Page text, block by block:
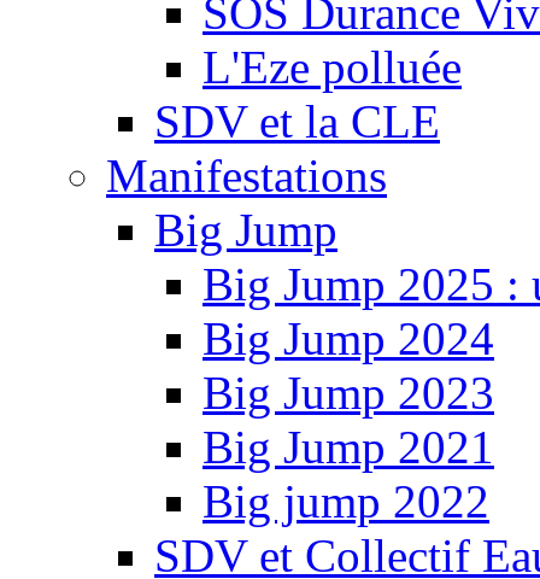
SOS Durance
L'Eze polluée
SDV et la CLE
Manifestations
Big Jump
Big Jump 2025 :
Big Jump 2024
Big Jump 2023
Big Jump 2021
Big jump 2022
SDV et Collectif